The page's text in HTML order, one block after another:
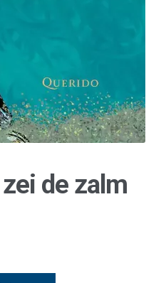
de zalm